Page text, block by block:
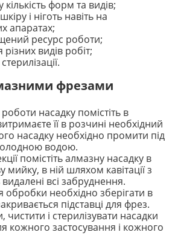
форм та видів;
і ніготь навіть на
апаратах;
ресурс роботи;
різних видів робіт;
фрезами
роботи насадку помістіть в
її в розчині необхідний
насадку необхідно промити під
водою.
помістіть алмазну насадку в
мийку, в ній шляхом кавітації з
всі забруднення.
обробки необхідно зберігати в
підставці для фрез.
чистити і стерилізувати насадки
кожного застосування і кожного